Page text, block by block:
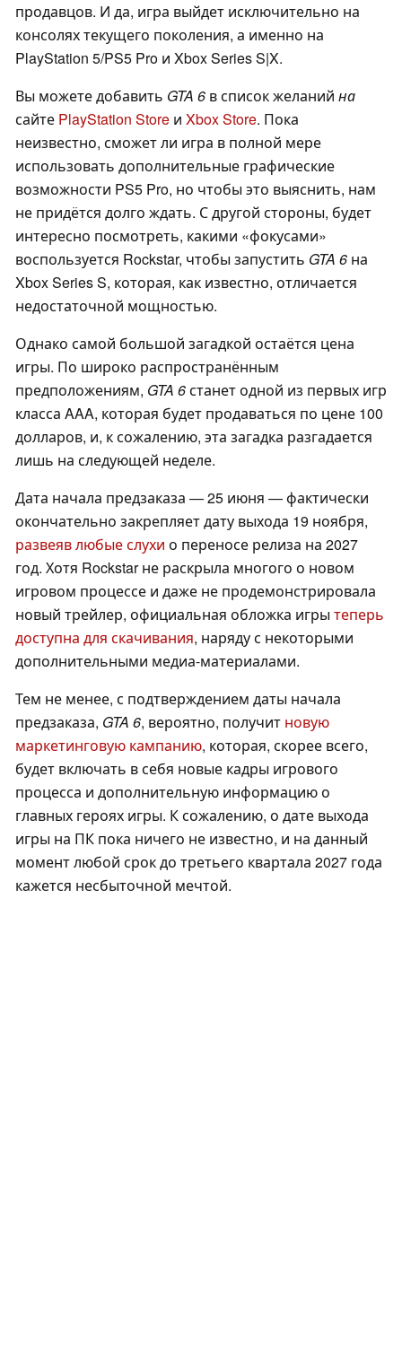
продавцов. И да, игра выйдет исключительно на
консолях текущего поколения, а именно на
PlayStation 5/PS5 Pro и Xbox Series S|X.
Вы можете добавить GTA 6 в список желаний на
сайте PlayStation Store и Xbox Store. Пока
неизвестно, сможет ли игра в полной мере
использовать дополнительные графические
возможности PS5 Pro, но чтобы это выяснить, нам
не придётся долго ждать. С другой стороны, будет
интересно посмотреть, какими «фокусами»
воспользуется Rockstar, чтобы запустить GTA 6 на
Xbox Series S, которая, как известно, отличается
недостаточной мощностью.
Однако самой большой загадкой остаётся цена
игры. По широко распространённым
предположениям, GTA 6станет одной из первых игр
класса AAA, которая будет продаваться по цене 100
долларов, и, к сожалению, эта загадка разгадается
лишь на следующей неделе.
Дата начала предзаказа — 25 июня — фактически
окончательно закрепляет дату выхода 19 ноября,
развеяв любые слухи о переносе релиза на 2027
год. Хотя Rockstar не раскрыла многого о новом
игровом процессе и даже не продемонстрировала
новый трейлер, официальная обложка игры теперь
доступна для скачивания, наряду с некоторыми
дополнительными медиа-материалами.
Тем не менее, с подтверждением даты начала
предзаказа, GTA 6, вероятно, получит новую
маркетинговую кампанию, которая, скорее всего,
будет включать в себя новые кадры игрового
процесса и дополнительную информацию о
главных героях игры. К сожалению, о дате выхода
игры на ПК пока ничего не известно, и на данный
момент любой срок до третьего квартала 2027 года
кажется несбыточной мечтой.